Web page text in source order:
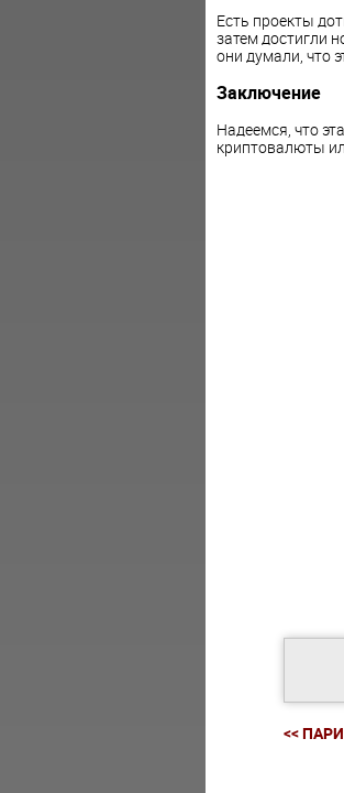
Есть проекты
затем достигли
они думали, что
Заключение
Надеемся, что
криптовалюты
<<